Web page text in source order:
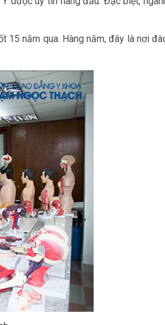
15 năm qua. Hàng năm, đây là nơi